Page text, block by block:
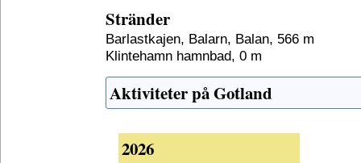
Stränder
Barlastkajen, Balarn, Balan, 566 m
Klintehamn hamnbad, 0 m
Aktiviteter på Gotland
2026